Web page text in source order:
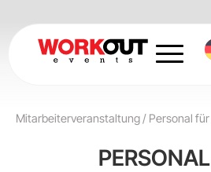
Inhalt
springen
Mitarbeiterveranstaltung/ Personal